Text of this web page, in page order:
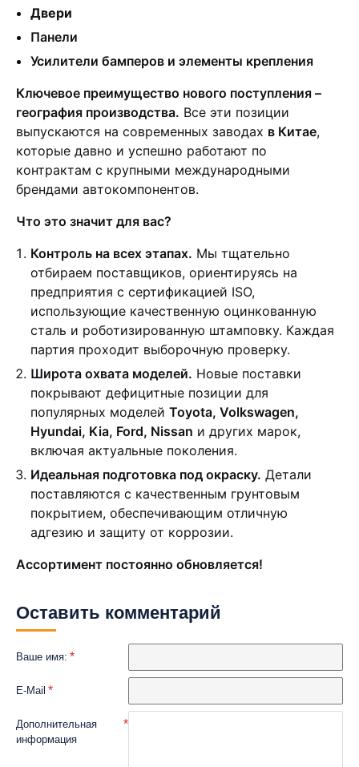
Двери
Панели
Усилители бамперов и элементы крепления
Ключевое преимущество нового поступления –
география производства. Все эти позиции
выпускаются на современных заводах в Китае,
которые давно и успешно работают по
контрактам с крупными международными
брендами автокомпонентов.
Что это значит для вас?
Контроль на всех этапах. Мы тщательно
отбираем поставщиков, ориентируясь на
предприятия с сертификацией ISO,
использующие качественную оцинкованную
сталь и роботизированную штамповку. Каждая
партия проходит выборочную проверку.
Широта охвата моделей. Новые поставки
покрывают дефицитные позиции для
популярных моделей Toyota, Volkswagen,
Hyundai, Kia, Ford, Nissan и других марок,
включая актуальные поколения.
Идеальная подготовка под окраску. Детали
поставляются с качественным грунтовым
покрытием, обеспечивающим отличную
адгезию и защиту от коррозии.
Ассортимент постоянно обновляется!
Оставить комментарий
Ваше имя:
E-Mail
Дополнительная
информация